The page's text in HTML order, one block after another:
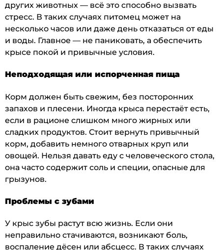
других животных — всё это способно вызвать
стресс. В таких случаях питомец может на
несколько часов или даже день отказаться от еды
и воды. Главное — не паниковать, а обеспечить
крысе покой и привычные условия.
Неподходящая или испорченная пища
Корм должен быть свежим, без посторонних
запахов и плесени. Иногда крыса перестаёт есть,
если в рационе слишком много жирных или
сладких продуктов. Стоит вернуть привычный
корм, добавить немного отварных круп или
овощей. Нельзя давать еду с человеческого стола,
она часто содержит соль и специи, опасные для
грызунов.
Проблемы с зубами
У крыс зубы растут всю жизнь. Если они
неправильно стачиваются, возникают боль,
воспаление дёсен или абсцесс. В таких случаях